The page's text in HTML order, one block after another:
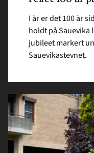
I år er det 100 år
holdt på
jubileet markert
Sauevikastevnet.